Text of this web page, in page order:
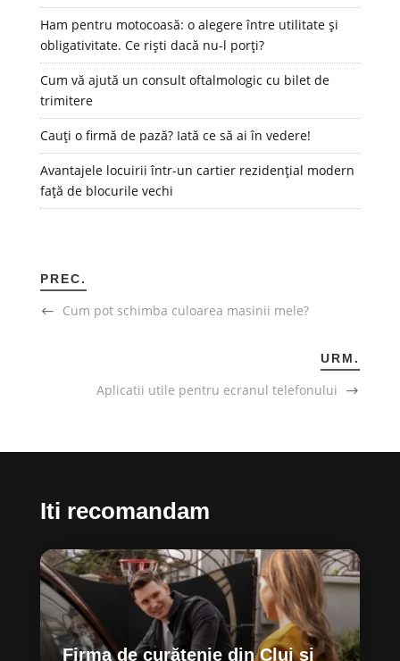
Ham pentru motocoasă: o alegere între utilitate și
obligativitate. Ce riști dacă nu-l porți?
Cum vă ajută un consult oftalmologic cu bilet de
trimitere
Cauți o firmă de pază? Iată ce să ai în vedere!
Avantajele locuirii într-un cartier rezidențial modern
față de blocurile vechi
PREC.
Cum pot schimba culoarea masinii mele?
URM.
Aplicatii utile pentru ecranul telefonului
Iti recomandam
Firma de curățenie din Cluj și